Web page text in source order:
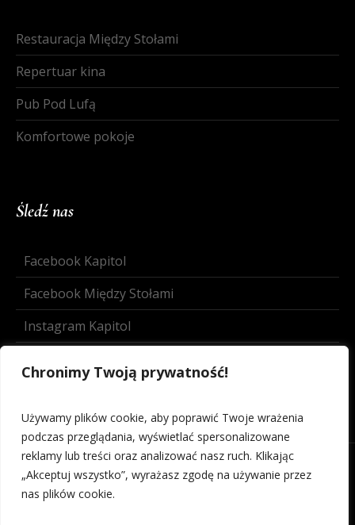
Chronimy Twoją prywatność!
Używamy plików cookie, aby poprawić Twoje wrażenia
podczas przeglądania, wyświetlać spersonalizowane
reklamy lub treści oraz analizować nasz ruch. Klikając
„Akceptuj wszystko”, wyrażasz zgodę na używanie przez
nas plików cookie.
Restauracja Między Stołami
Repertuar kina
Pub Pod Lufą
Komfortowe pokoje
Śledź nas
Facebook Kapitol
Facebook Między Stołami
Instagram Kapitol